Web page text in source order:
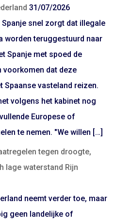
31/07/2026
Spanje snel zorgt dat illegale
worden teruggestuurd naar
Spanje met spoed de
voorkomen dat deze
Spaanse vasteland reizen.
volgens het kabinet nog
Europese of
te nemen. "We willen […]
tegen droogte,
lage waterstand Rijn
neemt verder toe, maar
geen landelijke of